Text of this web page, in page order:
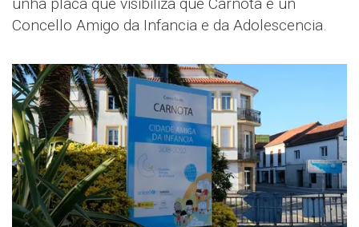
unha placa que visibiliza que Carnota é un
Concello Amigo da Infancia e da Adolescencia.